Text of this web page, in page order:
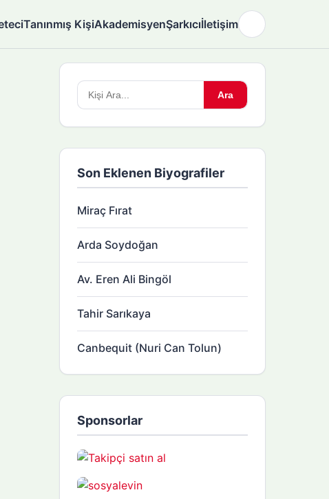
Tanınmış KişiAkademisyenŞarkıcıİletişim
Arama
yapın:
Ara
Son Eklenen Biyografiler
Miraç Fırat
Arda Soydoğan
Av. Eren Ali Bingöl
Tahir Sarıkaya
Canbequit (Nuri Can Tolun)
Sponsorlar